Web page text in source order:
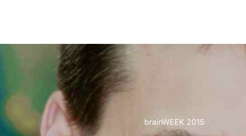
brainWEEK 2015